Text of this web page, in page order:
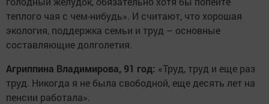
теплого чая с чем-нибудь». И считают, что хорошая
экология, поддержка семьи и труд – основные
составляющие долголетия.
Агриппина Владимирова, 91 год: «Труд, труд и еще раз
труд. Никогда я не была свободной, еще десять лет на
пенсии работала».